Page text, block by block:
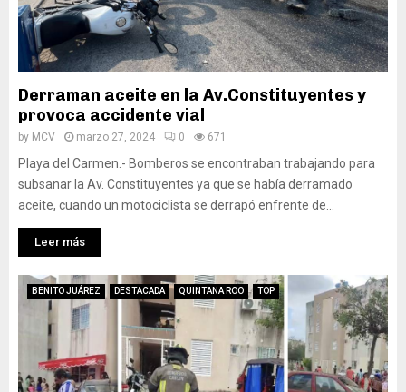
Derraman aceite en la Av.Constituyentes y
provoca accidente vial
by MCV marzo 27, 2024 0 671
Playa del Carmen.- Bomberos se encontraban trabajando para
subsanar la Av. Constituyentes ya que se había derramado
aceite, cuando un motociclista se derrapó enfrente de...
Leer más
BENITO JUÁREZ DESTACADA QUINTANA ROO TOP